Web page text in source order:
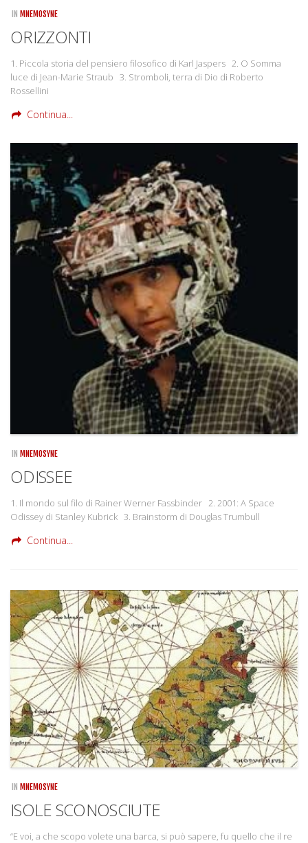
IN MNEMOSYNE
ORIZZONTI
1. Piccola storia del pensiero filosofico di Karl Jaspers 2. O Somma
luce di Jean-Marie Straub 3. Stromboli, terra di Dio di Roberto
Rossellini
Continua...
IN MNEMOSYNE
ODISSEE
1. Il mondo sul filo di Rainer Werner Fassbinder 2. 2001: A Space
Odissey di Stanley Kubrick 3. Brainstorm di Douglas Trumbull
Continua...
IN MNEMOSYNE
ISOLE SCONOSCIUTE
“E voi, a che scopo volete una barca, si può sapere, fu quello che il re